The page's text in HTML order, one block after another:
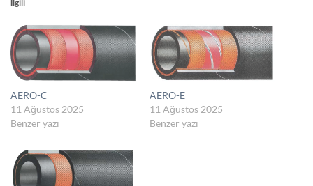
İlgili
AERO-C
11 Ağustos 2025
Benzer yazı
AERO-E
11 Ağustos 2025
Benzer yazı